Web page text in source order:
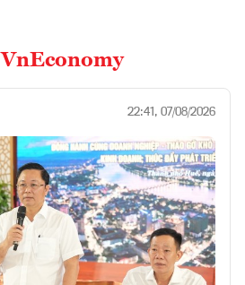
VnEconomy
22:41, 07/08/2026